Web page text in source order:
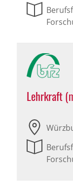
Lehrkraft